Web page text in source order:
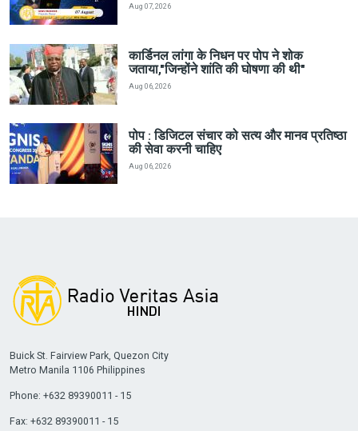
Aug 07, 2026
कार्डिनल लांगा के निधन पर पोप ने शोक
जताया,"जिन्होंने शांति की घोषणा की थी"
Aug 06, 2026
पोप : डिजिटल संचार को सत्य और मानव प्रतिष्ठा
की सेवा करनी चाहिए
Aug 06, 2026
Buick St. Fairview Park, Quezon City
Metro Manila 1106 Philippines
Phone: +632 89390011 - 15
Fax: +632 89390011 - 15